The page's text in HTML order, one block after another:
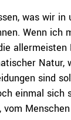
was wir
Wenn
sind
einmal